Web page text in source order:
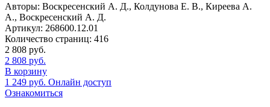
Авторы: Воскресенский А. Д., Колдунова Е. В., Киреева А.
А., Воскресенский А. Д.
Артикул: 268600.12.01
Количество страниц: 416
2 808 руб.
2 808 руб.
В корзину
1 249 руб. Онлайн доступ
Ознакомиться